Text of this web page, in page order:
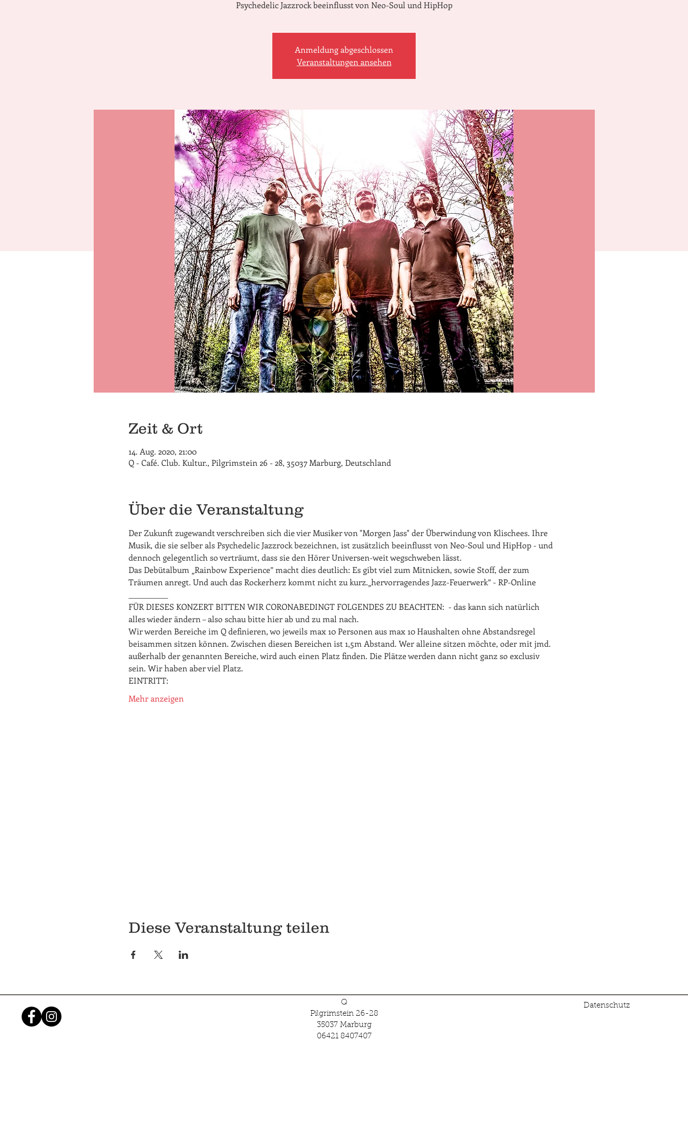
Psychedelic Jazzrock beeinflusst von Neo-Soul und HipHop
Anmeldung abgeschlossen
Veranstaltungen ansehen
Zeit & Ort
14. Aug. 2020, 21:00
Q - Café. Club. Kultur., Pilgrimstein 26 - 28, 35037 Marburg, Deutschland
Über die Veranstaltung
Der Zukunft zugewandt verschreiben sich die vier Musiker von "Morgen Jass" der Überwindung von Klischees. Ihre
Musik, die sie selber als Psychedelic Jazzrock bezeichnen, ist zusätzlich beeinflusst von Neo-Soul und HipHop - und
dennoch gelegentlich so verträumt, dass sie den Hörer Universen-weit wegschweben lässt.
Das Debütalbum „Rainbow Experience” macht dies deutlich: Es gibt viel zum Mitnicken, sowie Stoff, der zum
Träumen anregt. Und auch das Rockerherz kommt nicht zu kurz.„hervorragendes Jazz-Feuerwerk” - RP-Online
FÜR DIESES KONZERT BITTEN WIR CORONABEDINGT FOLGENDES ZU BEACHTEN:  - das kann sich natürlich
alles wieder ändern – also schau bitte hier ab und zu mal nach.
Wir werden Bereiche im Q definieren, wo jeweils max 10 Personen aus max 10 Haushalten ohne Abstandsregel
beisammen sitzen können. Zwischen diesen Bereichen ist 1,5m Abstand. Wer alleine sitzen möchte, oder mit jmd.
außerhalb der genannten Bereiche, wird auch einen Platz finden. Die Plätze werden dann nicht ganz so exclusiv
sein. Wir haben aber viel Platz.
EINTRITT:
Mehr anzeigen
Diese Veranstaltung teilen
Q
Pilgrimstein 26-28
35037 Marburg
06421 8407407
Datenschutz